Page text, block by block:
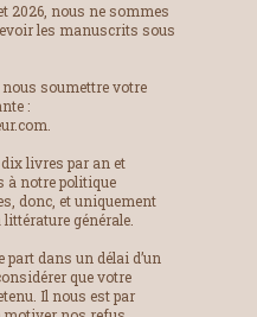
2026, nous ne sommes
les manuscrits sous
soumettre votre
:
livres par an et
à notre politique
donc, et uniquement
générale.
part dans un délai d’un
que votre
Il nous est par